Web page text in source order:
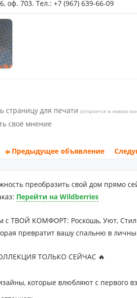
оф. 703. Тел.: +7 (967) 639-66-09
страницу для печати (откроется в новом
своё мнение
Предыдущее объявление
преобразить свой дом прямо
Перейти на Wildberries
с ТВОЙ КОМФОРТ: Роскошь, Уют,
превратит вашу спальню в
ТОЛЬКО СЕЙЧАС 🔥
которые влюбляют с первого